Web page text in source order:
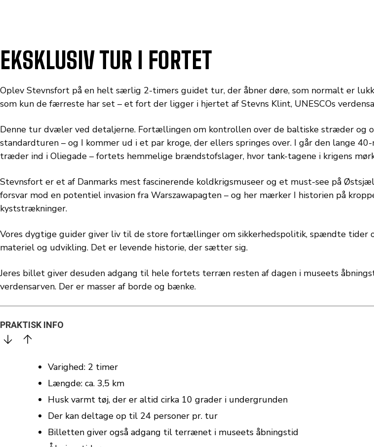
EKSKLUSIV TUR I FORTET
Oplev Stevnsfort på en helt særlig 2-timers guidet tur, der åbner døre, som normalt er
som kun de færreste har set – et fort der ligger i hjertet af Stevns Klint, UNESCOs
Denne tur dvæler ved detaljerne. Fortællingen om kontrollen over de baltiske stræder og
standardturen – og I kommer ud i et par kroge, der ellers springes over. I går den lange
træder ind i Oliegade – fortets hemmelige brændstofslager, hvor tank-tagene i krigens
Stevnsfort er et af Danmarks mest fascinerende koldkrigsmuseer og et must-see på
forsvar mod en potentiel invasion fra Warszawapagten – og her mærker I historien på
kyststrækninger.
Vores dygtige guider giver liv til de store fortællinger om sikkerhedspolitik, spændte tider
materiel og udvikling. Det er levende historie, der sætter sig.
Jeres billet giver desuden adgang til hele fortets terræn resten af dagen i museets
verdensarven. Der er masser af borde og bænke.
PRAKTISK INFO
Varighed: 2 timer
Længde: ca. 3,5 km
Husk varmt tøj, der er altid cirka 10 grader i undergrunden
Der kan deltage op til 24 personer pr. tur
Billetten giver også adgang til terrænet i museets åbningstid